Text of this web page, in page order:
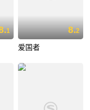
1 8.2
爱国者